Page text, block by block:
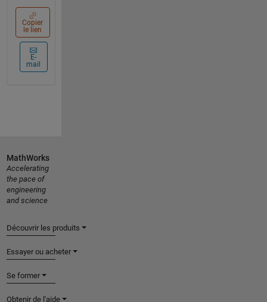
Copier
le lien
E-
mail
MathWorks
Accelerating
the pace of
engineering
and science
Découvrir les produits
Essayer ou acheter
Se former
Obtenir de l'aide